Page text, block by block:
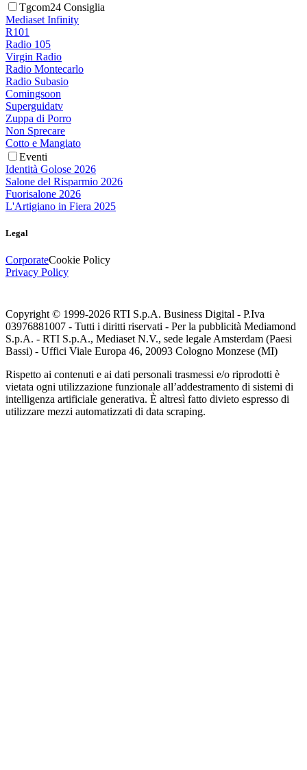
Tgcom24 Consiglia
Mediaset Infinity
R101
Radio 105
Virgin Radio
Radio Montecarlo
Radio Subasio
Comingsoon
Superguidatv
Zuppa di Porro
Non Sprecare
Cotto e Mangiato
Eventi
Identità Golose 2026
Salone del Risparmio 2026
Fuorisalone 2026
L'Artigiano in Fiera 2025
Legal
CorporateCookie Policy
Privacy Policy
Copyright © 1999-2026 RTI S.p.A. Business Digital - P.Iva
03976881007 - Tutti i diritti riservati - Per la pubblicità Mediamond
S.p.A. - RTI S.p.A., Mediaset N.V., sede legale Amsterdam (Paesi
Bassi) - Uffici Viale Europa 46, 20093 Cologno Monzese (MI)
Rispetto ai contenuti e ai dati personali trasmessi e/o riprodotti è
vietata ogni utilizzazione funzionale all’addestramento di sistemi di
intelligenza artificiale generativa. È altresì fatto divieto espresso di
utilizzare mezzi automatizzati di data scraping.